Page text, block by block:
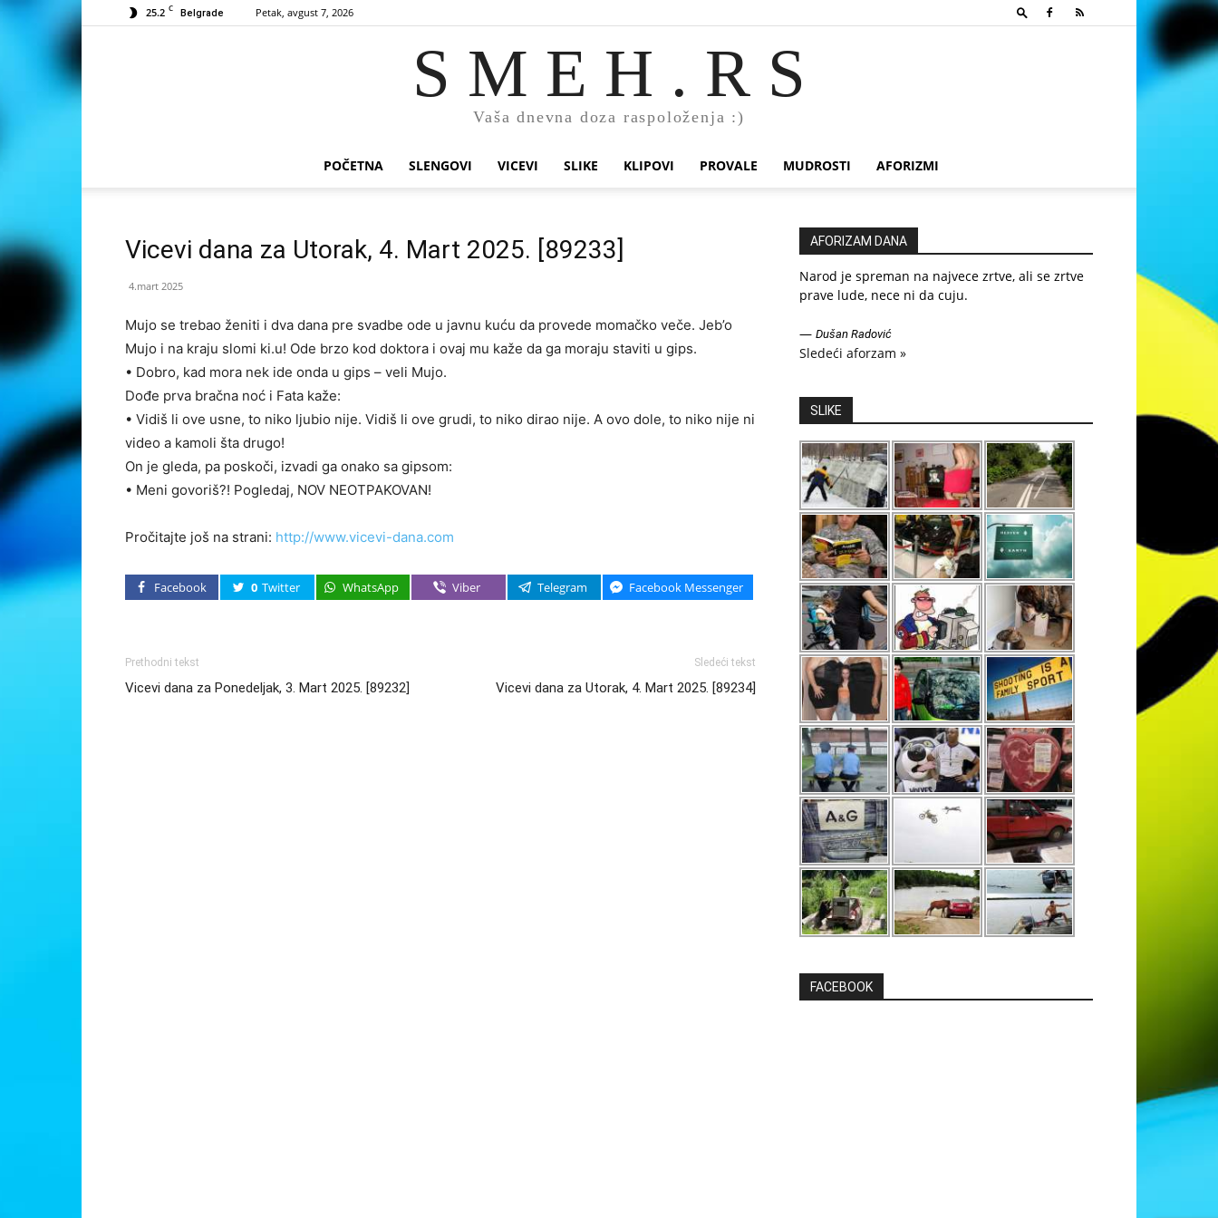
25.2 C Belgrade Petak, avgust 7, 2026
S M E H . R S
Vaša dnevna doza raspoloženja :)
POČETNA SLENGOVI VICEVI SLIKE KLIPOVI PROVALE MUDROSTI AFORIZMI
Vicevi dana za Utorak, 4. Mart 2025. [89233]
4.mart 2025
Mujo se trebao ženiti i dva dana pre svadbe ode u javnu kuću da provede momačko veče. Jeb’o
Mujo i na kraju slomi ki.u! Ode brzo kod doktora i ovaj mu kaže da ga moraju staviti u gips.
• Dobro, kad mora nek ide onda u gips – veli Mujo.
Dođe prva bračna noć i Fata kaže:
• Vidiš li ove usne, to niko ljubio nije. Vidiš li ove grudi, to niko dirao nije. A ovo dole, to niko nije ni
video a kamoli šta drugo!
On je gleda, pa poskoči, izvadi ga onako sa gipsom:
• Meni govoriš?! Pogledaj, NOV NEOTPAKOVAN!
Pročitajte još na strani: http://www.vicevi-dana.com
Facebook 0 Twitter WhatsApp Viber Telegram Facebook Messenger
Prethodni tekst
Vicevi dana za Ponedeljak, 3. Mart 2025. [89232]
Sledeći tekst
Vicevi dana za Utorak, 4. Mart 2025. [89234]
AFORIZAM DANA
Narod je spreman na najvece zrtve, ali se zrtve
prave lude, nece ni da cuju.
— Dušan Radović
Sledeći aforzam »
SLIKE
FACEBOOK